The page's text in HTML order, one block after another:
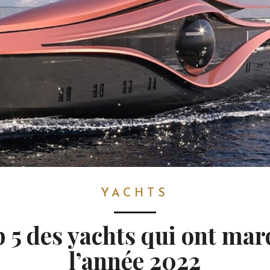
YACHTS
5 des yachts qui ont
l’année 2022